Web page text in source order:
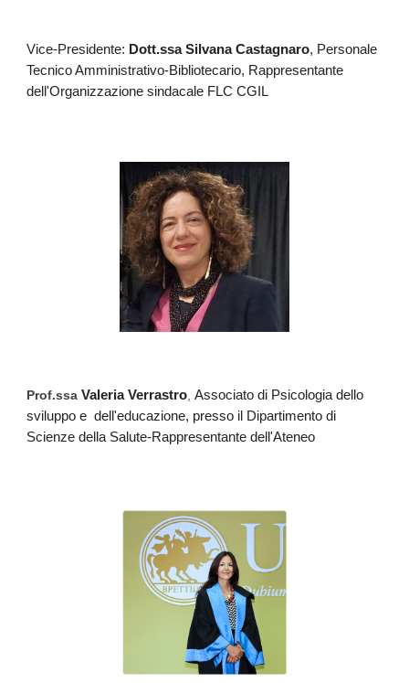
Vice-Presidente: Dott.ssa Silvana Castagnaro, Personale
Tecnico Amministrativo-Bibliotecario, Rappresentante
dell'Organizzazione sindacale FLC CGIL
Prof.ssaValeria Verrastro ,Associato di Psicologia dello
sviluppo e dell'educazione, presso il Dipartimento di
Scienze della Salute-Rappresentante dell'Ateneo